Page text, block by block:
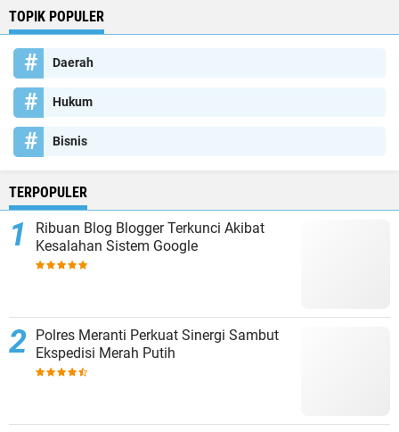
TOPIK POPULER
Daerah
Hukum
Bisnis
TERPOPULER
Ribuan Blog Blogger Terkunci Akibat
Kesalahan Sistem Google
Polres Meranti Perkuat Sinergi Sambut
Ekspedisi Merah Putih